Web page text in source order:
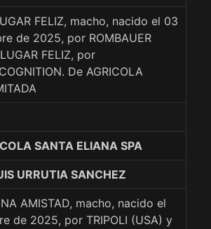
FELIZ, macho, nacido el 03
de 2025, por ROMBAUER
FELIZ, por
De AGRICOLA
SANTA ELIANA SPA
URRUTIA SANCHEZ
AMISTAD, macho, nacido el
de 2025, por TRIPOLI (USA) y